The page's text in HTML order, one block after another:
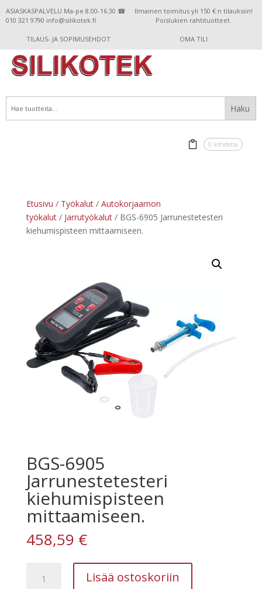
ASIASKASPALVELU Ma-pe 8.00-16.30 ☎
010 321 9790 info@silikotek.fi
Ilmainen toimitus yli 150 €:n tilauksiin!
Poislukien rahtituotteet.
TILAUS- JA SOPIMUSEHDOT OMA TILI
0 kohdetta
Etusivu / Työkalut/ Autokorjaamon
työkalut/ Jarrutyökalut/ BGS-6905 Jarrunestetesteri
kiehumispisteen mittaamiseen.
BGS-6905
Jarrunestetesteri
kiehumispisteen
mittaamiseen.
458,59 €
6905
Lisää ostoskoriin